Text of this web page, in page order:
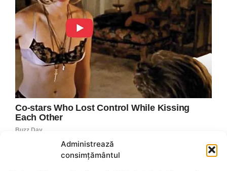
Administrează
consimțământul